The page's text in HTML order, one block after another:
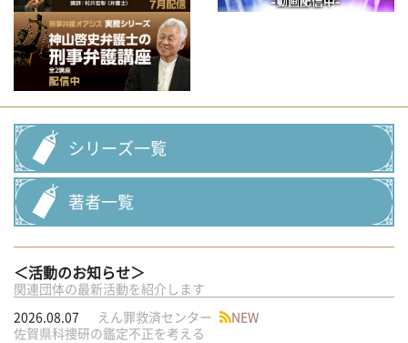
シリーズ一覧
著者一覧
＜活動のお知らせ＞
関連団体の最新活動を紹介します
2026.08.07
えん罪救済センター
NEW
佐賀県科捜研の鑑定不正を考える